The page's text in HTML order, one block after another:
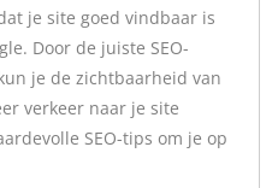
je site goed vindbaar is
Door de juiste SEO-
je de zichtbaarheid van
verkeer naar je site
SEO-tips om je op